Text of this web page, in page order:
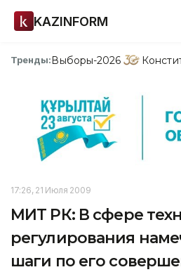
KAZINFORM
Тренды:Выборы-2026
17:26, 21 Июля 2009
МИТ РК: В сфере
регулирования
шаги по его